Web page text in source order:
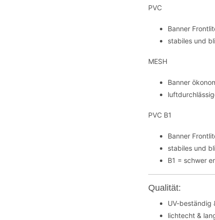
PVC
Banner
stabiles und
MESH
Banner
PVC B1
Banner
stabiles und
B1 = schwer
Qualität:
UV-beständig
lichtecht &